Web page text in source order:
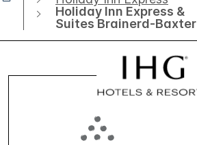
Holiday Inn Express &
Suites Brainerd-Baxter